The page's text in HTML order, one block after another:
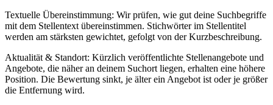
Textuelle Übereinstimmung: Wir prüfen, wie gut deine Suchbegriffe
mit dem Stellentext übereinstimmen. Stichwörter im Stellentitel
werden am stärksten gewichtet, gefolgt von der Kurzbeschreibung.
Aktualität & Standort: Kürzlich veröffentlichte Stellenangebote und
Angebote, die näher an deinem Suchort liegen, erhalten eine höhere
Position. Die Bewertung sinkt, je älter ein Angebot ist oder je größer
die Entfernung wird.